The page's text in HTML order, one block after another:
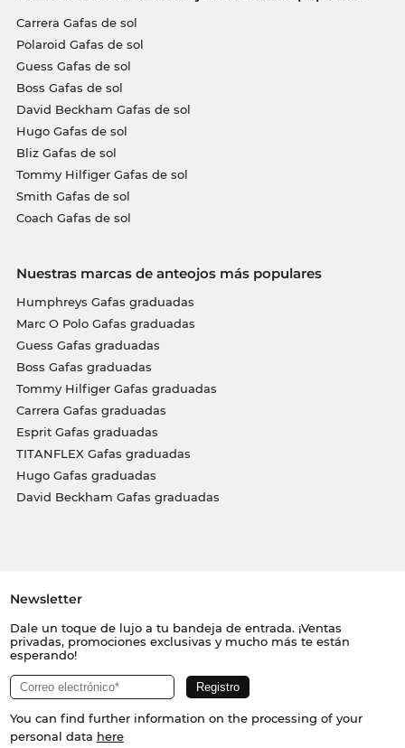
Carrera Gafas de sol
Polaroid Gafas de sol
Guess Gafas de sol
Boss Gafas de sol
David Beckham Gafas de sol
Hugo Gafas de sol
Bliz Gafas de sol
Tommy Hilfiger Gafas de sol
Smith Gafas de sol
Coach Gafas de sol
Nuestras marcas de anteojos más populares
Humphreys Gafas graduadas
Marc O Polo Gafas graduadas
Guess Gafas graduadas
Boss Gafas graduadas
Tommy Hilfiger Gafas graduadas
Carrera Gafas graduadas
Esprit Gafas graduadas
TITANFLEX Gafas graduadas
Hugo Gafas graduadas
David Beckham Gafas graduadas
Newsletter
Dale un toque de lujo a tu bandeja de entrada. ¡Ventas
privadas, promociones exclusivas y mucho más te están
esperando!
You can find further information on the processing of your
personal data here